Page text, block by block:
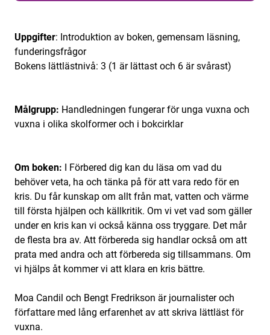
Uppgifter: Introduktion av boken, gemensam läsning,
funderingsfrågor
Bokens lättlästnivå: 3 (1 är lättast och 6 är svårast)
Målgrupp: Handledningen fungerar för unga vuxna och
vuxna i olika skolformer och i bokcirklar
Om boken: I Förbered dig kan du läsa om vad du
behöver veta, ha och tänka på för att vara redo för en
kris. Du får kunskap om allt från mat, vatten och värme
till första hjälpen och källkritik. Om vi vet vad som gäller
under en kris kan vi också känna oss tryggare. Det mår
de flesta bra av. Att förbereda sig handlar också om att
prata med andra och att förbereda sig tillsammans. Om
vi hjälps åt kommer vi att klara en kris bättre.
Moa Candil och Bengt Fredrikson är journalister och
författare med lång erfarenhet av att skriva lättläst för
vuxna.